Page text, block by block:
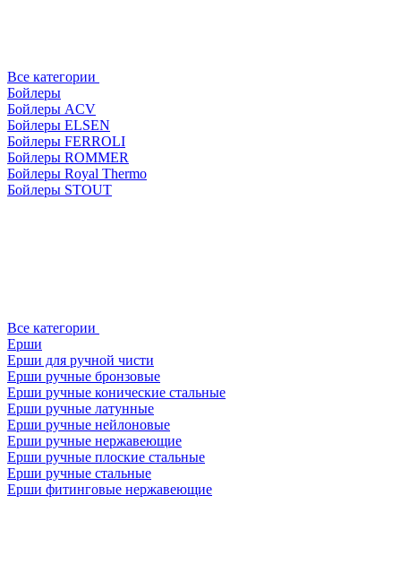
Все категории
Бойлеры
Бойлеры ACV
Бойлеры ELSEN
Бойлеры FERROLI
Бойлеры ROMMER
Бойлеры Royal Thermo
Бойлеры STOUT
Все категории
Ерши
Ерши для ручной чисти
Ерши ручные бронзовые
Ерши ручные конические стальные
Ерши ручные латунные
Ерши ручные нейлоновые
Ерши ручные нержавеющие
Ерши ручные плоские стальные
Ерши ручные стальные
Ерши фитинговые нержавеющие